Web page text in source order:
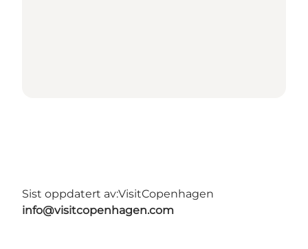
Sist oppdatert av:VisitCopenhagen
info@visitcopenhagen.com